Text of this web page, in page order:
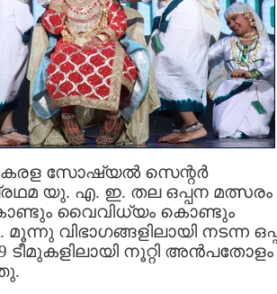
സോഷ്യല്‍ സെന്റർ
പ്രഥമ യു. എ. ഇ. തല ഒപ്പന മത്സരം
വൈവിധ്യം കൊണ്ടും
മൂന്നു വിഭാഗങ്ങളിലായി നടന്ന
ടീമുകളിലായി നൂറ്റി അന്‍പതോളം